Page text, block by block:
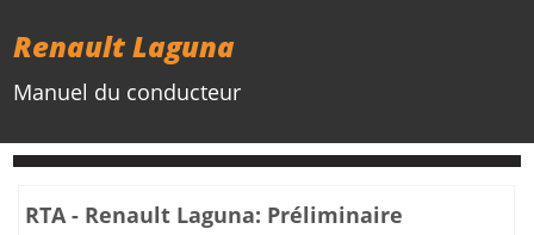
Renault Laguna
Manuel du conducteur
RTA - Renault Laguna: Préliminaire